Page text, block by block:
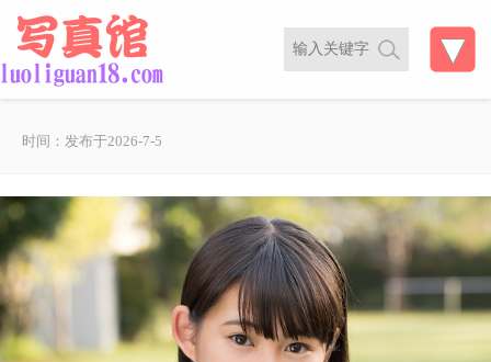
时间：发布于2026-7-5